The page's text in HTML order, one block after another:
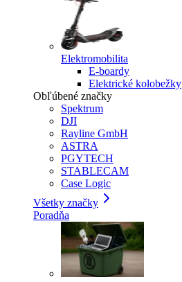
Elektromobilita
E-boardy
Elektrické kolobežky
Obľúbené značky
Spektrum
DJI
Rayline GmbH
ASTRA
PGYTECH
STABLECAM
Case Logic
Všetky značky
Poradňa